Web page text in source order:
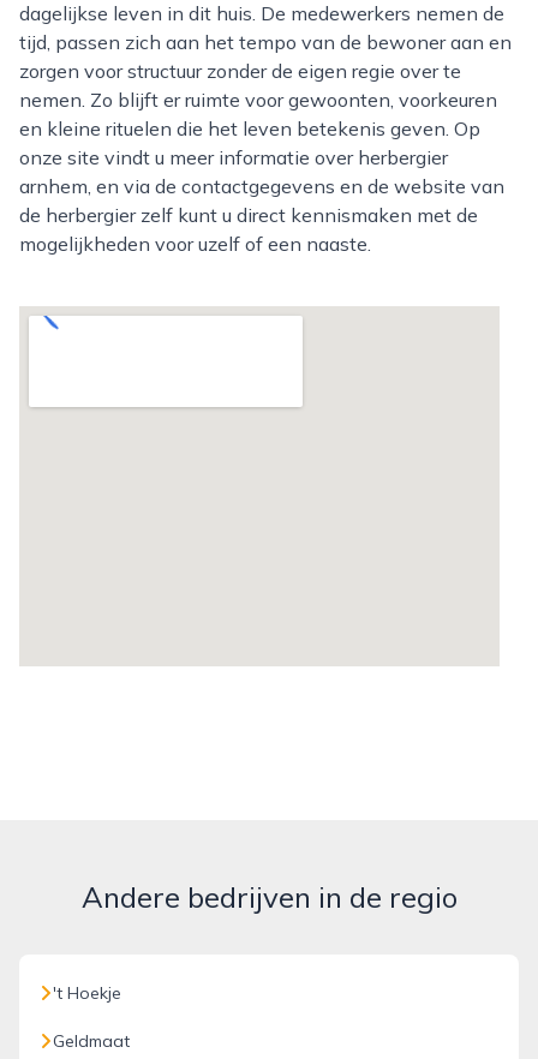
dagelijkse leven in dit huis. De medewerkers nemen de
tijd, passen zich aan het tempo van de bewoner aan en
zorgen voor structuur zonder de eigen regie over te
nemen. Zo blijft er ruimte voor gewoonten, voorkeuren
en kleine rituelen die het leven betekenis geven. Op
onze site vindt u meer informatie over herbergier
arnhem, en via de contactgegevens en de website van
de herbergier zelf kunt u direct kennismaken met de
mogelijkheden voor uzelf of een naaste.
Andere bedrijven in de regio
't Hoekje
Geldmaat